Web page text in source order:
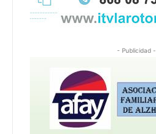
- Publicidad -